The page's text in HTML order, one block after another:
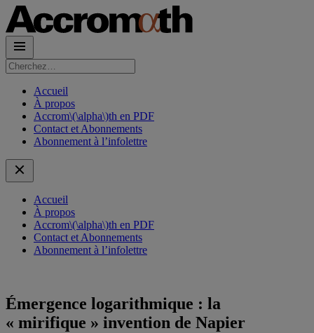
Rechercher :
Accueil
À propos
Accrom\(\alpha\)th en PDF
Contact et Abonnements
Abonnement à l’infolettre
Accueil
À propos
Accrom\(\alpha\)th en PDF
Contact et Abonnements
Abonnement à l’infolettre
Émergence logarithmique : la
« mirifique » invention de Napier